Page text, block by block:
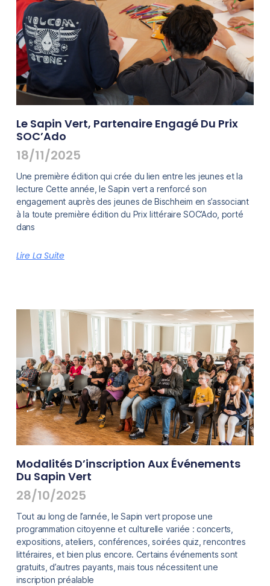
Le Sapin Vert, Partenaire Engagé Du Prix
SOC’Ado
18/11/2025
Une première édition qui crée du lien entre les jeunes et la
lecture Cette année, le Sapin vert a renforcé son
engagement auprès des jeunes de Bischheim en s’associant
à la toute première édition du Prix littéraire SOC’Ado, porté
dans
Lire La Suite
Modalités D’inscription Aux Événements
Du Sapin Vert
28/10/2025
Tout au long de l’année, le Sapin vert propose une
programmation citoyenne et culturelle variée : concerts,
expositions, ateliers, conférences, soirées quiz, rencontres
littéraires, et bien plus encore. Certains événements sont
gratuits, d’autres payants, mais tous nécessitent une
inscription préalable